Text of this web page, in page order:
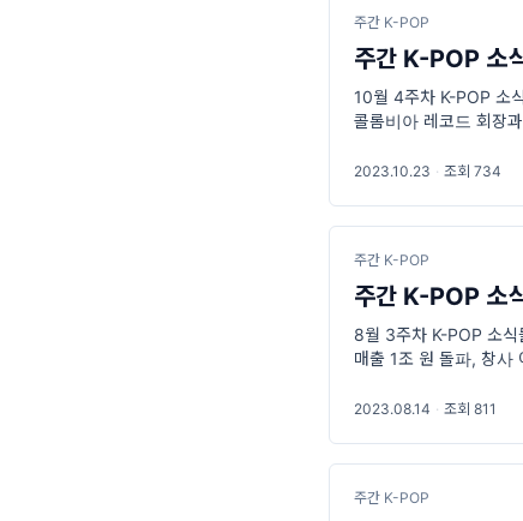
주간 K-POP
주간 K-POP 소
10월 4주차 K-POP 소
콜롬비아 레코드 회장
2023.10.23 · 조회 734
주간 K-POP
주간 K-POP 소
8월 3주차 K-POP 소
매출 1조 원 돌파, 창사
2023.08.14 · 조회 811
주간 K-POP